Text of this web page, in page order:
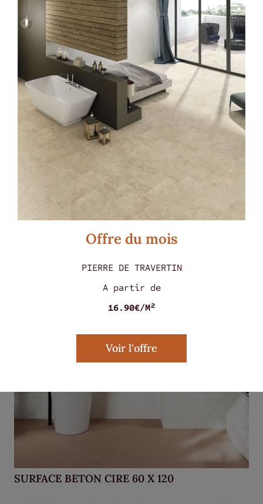
SURFACE BETON CIRE 60 X 120
Offre du mois
PIERRE DE TRAVERTIN
A partir de
16.90€/M²
Voir l'offre